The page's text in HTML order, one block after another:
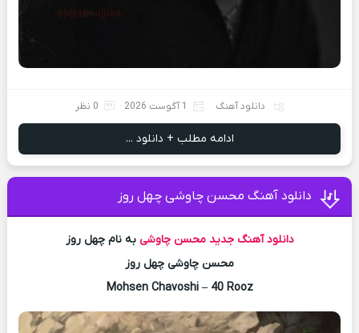
دانلود آهنگ 1 آگوست 2026 0 نظر
ادامه مطلب + دانلود ...
دانلود آهنگ محسن چاوشی چهل روز
دانلود آهنگ جدید محسن چاوشی به نام چهل روز
محسن چاوشی چهل روز
Mohsen Chavoshi – 40 Rooz